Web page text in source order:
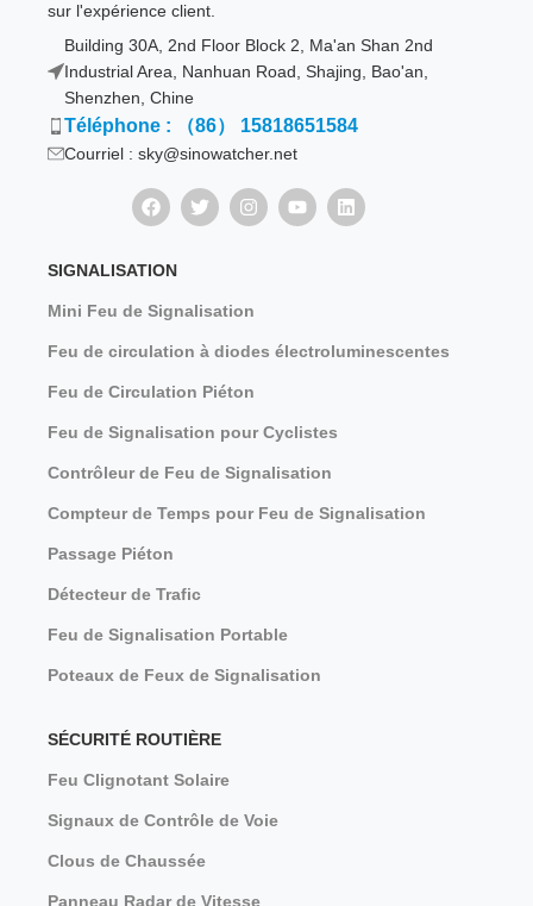
sur l'expérience client.
Building 30A, 2nd Floor Block 2, Ma'an Shan 2nd
Industrial Area, Nanhuan Road, Shajing, Bao'an,
Shenzhen, Chine
Téléphone : （86） 15818651584
Courriel : sky@sinowatcher.net
SIGNALISATION
Mini Feu de Signalisation
Feu de circulation à diodes électroluminescentes
Feu de Circulation Piéton
Feu de Signalisation pour Cyclistes
Contrôleur de Feu de Signalisation
Compteur de Temps pour Feu de Signalisation
Passage Piéton
Détecteur de Trafic
Feu de Signalisation Portable
Poteaux de Feux de Signalisation
SÉCURITÉ ROUTIÈRE
Feu Clignotant Solaire
Signaux de Contrôle de Voie
Clous de Chaussée
Panneau Radar de Vitesse